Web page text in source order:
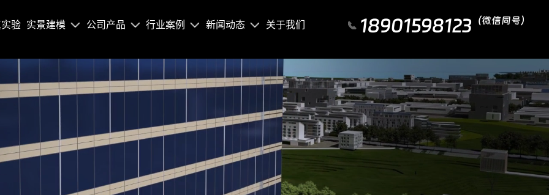
验 实景建模 公司产品 行业案例 新闻动态 关于我们 18901598123 （微信同号）